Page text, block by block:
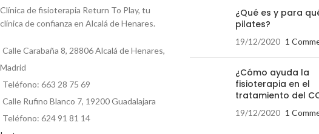
Clínica de fisioterapia Return To Play, tu
clínica de confianza en Alcalá de Henares.
Calle Carabaña 8, 28806 Alcalá de Henares,
Madrid
Teléfono: 663 28 75 69
Calle Rufino Blanco 7, 19200 Guadalajara
Teléfono: 624 91 81 14
¿Qué es y para
pilates?
19/12/2020 1
¿Cómo ayuda la
fisioterapia en el
tratamiento del
19/12/2020 1